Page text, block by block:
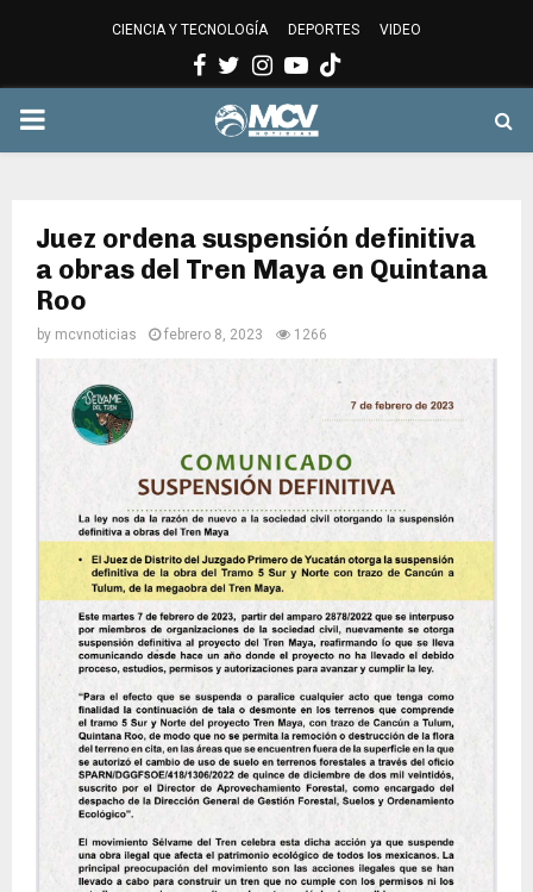
CIENCIA Y TECNOLOGÍA DEPORTES VIDEO
Facebook
Twitter
Instagram
Youtube
PRIMARY
Juez ordena suspensión definitiva
a obras del Tren Maya en Quintana
Roo
by mcvnoticias febrero 8, 2023 1266